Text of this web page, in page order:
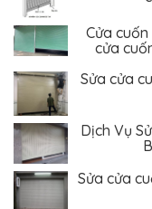
Cửa
cửa
Sửa cửa
Dịch Vụ
Sửa cửa